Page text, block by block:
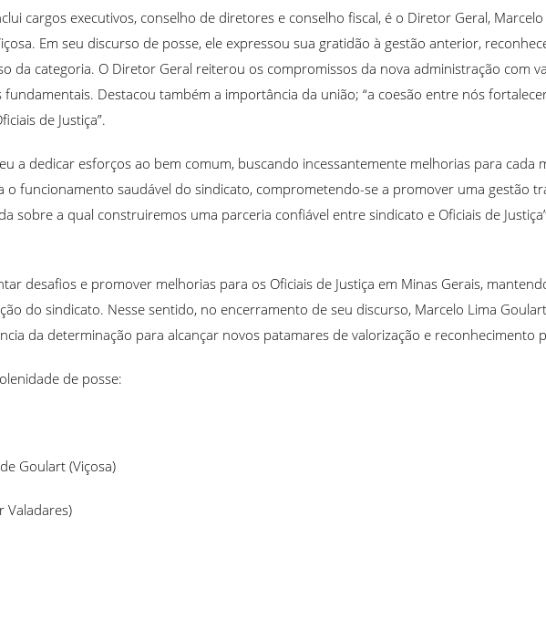
cargos executivos, conselho de diretores e conselho fiscal, é o Diretor Geral,
Em seu discurso de posse, ele expressou sua gratidão à gestão anterior,
da categoria. O Diretor Geral reiterou os compromissos da nova administração com
Destacou também a importância da união; “a coesão entre nós
de Justiça”.
a dedicar esforços ao bem comum, buscando incessantemente melhorias para cada
o funcionamento saudável do sindicato, comprometendo-se a promover uma gestão
sobre a qual construiremos uma parceria confiável entre sindicato e Oficiais de
desafios e promover melhorias para os Oficiais de Justiça em Minas Gerais,
do sindicato. Nesse sentido, no encerramento de seu discurso, Marcelo Lima
da determinação para alcançar novos patamares de valorização e reconhecimento
de posse:
Goulart (Viçosa)
Valadares)